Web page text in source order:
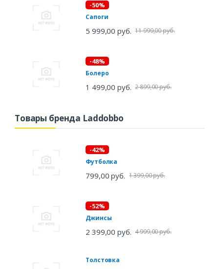
-50%
Сапоги
5 999,00 руб. 11 999,00 руб.
-48%
Болеро
1 499,00 руб. 2 899,00 руб.
Товары бренда Laddobbo
-42%
Футболка
799,00 руб. 1 399,00 руб.
-52%
Джинсы
2 399,00 руб. 4 999,00 руб.
Толстовка